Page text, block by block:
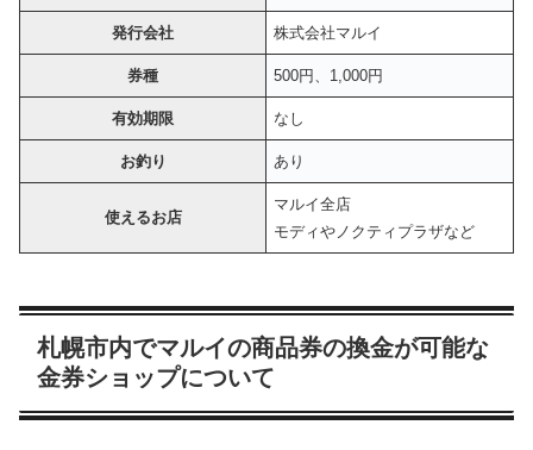
発行会社 株式会社マルイ
券種 500円、1,000円
有効期限 なし
お釣り あり
使えるお店
マルイ全店
モディやノクティプラザなど
札幌市内でマルイの商品券の換金が可能な
金券ショップについて